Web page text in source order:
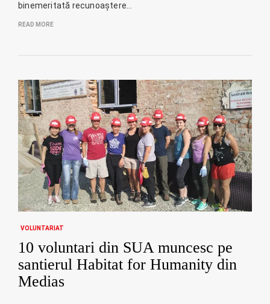
binemeritată recunoaștere…
READ MORE
VOLUNTARIAT
10 voluntari din SUA muncesc pe
santierul Habitat for Humanity din
Medias